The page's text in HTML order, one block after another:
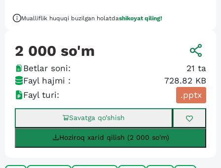
Mualliflik huquqi buzilgan holatdashikoyat qiling!
2 000 so'm
Betlar soni: 21 ta
Fayl hajmi :
728.82 KB
Fayl turi:
.pptx
Savatga qo’shish
Hoziroq xarid qilish (2 000 so'm)